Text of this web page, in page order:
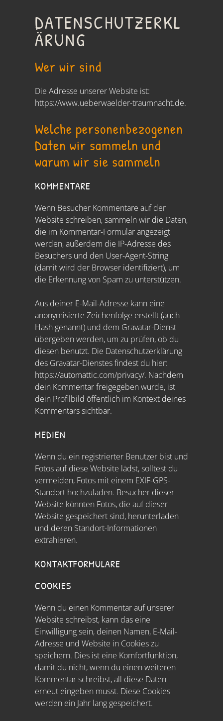
DATENSCHUTZERKL
ÄRUNG
Wer wir sind
Die Adresse unserer Website ist:
https://www.ueberwaelder-traumnacht.de.
Welche personenbezogenen
Daten wir sammeln und
warum wir sie sammeln
KOMMENTARE
Wenn Besucher Kommentare auf der
Website schreiben, sammeln wir die Daten,
die im Kommentar-Formular angezeigt
werden, außerdem die IP-Adresse des
Besuchers und den User-Agent-String
(damit wird der Browser identifiziert), um
die Erkennung von Spam zu unterstützen.
Aus deiner E-Mail-Adresse kann eine
anonymisierte Zeichenfolge erstellt (auch
Hash genannt) und dem Gravatar-Dienst
übergeben werden, um zu prüfen, ob du
diesen benutzt. Die Datenschutzerklärung
des Gravatar-Dienstes findest du hier:
https://automattic.com/privacy/. Nachdem
dein Kommentar freigegeben wurde, ist
dein Profilbild öffentlich im Kontext deines
Kommentars sichtbar.
MEDIEN
Wenn du ein registrierter Benutzer bist und
Fotos auf diese Website lädst, solltest du
vermeiden, Fotos mit einem EXIF-GPS-
Standort hochzuladen. Besucher dieser
Website könnten Fotos, die auf dieser
Website gespeichert sind, herunterladen
und deren Standort-Informationen
extrahieren.
KONTAKTFORMULARE
COOKIES
Wenn du einen Kommentar auf unserer
Website schreibst, kann das eine
Einwilligung sein, deinen Namen, E-Mail-
Adresse und Website in Cookies zu
speichern. Dies ist eine Komfortfunktion,
damit du nicht, wenn du einen weiteren
Kommentar schreibst, all diese Daten
erneut eingeben musst. Diese Cookies
werden ein Jahr lang gespeichert.